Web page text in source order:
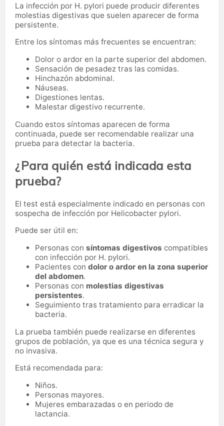
La infección por H. pylori puede producir diferentes
molestias digestivas que suelen aparecer de forma
persistente.
Entre los síntomas más frecuentes se encuentran:
Dolor o ardor en la parte superior del abdomen.
Sensación de pesadez tras las comidas.
Hinchazón abdominal.
Náuseas.
Digestiones lentas.
Malestar digestivo recurrente.
Cuando estos síntomas aparecen de forma
continuada, puede ser recomendable realizar una
prueba para detectar la bacteria.
¿Para quién está indicada esta
prueba?
El test está especialmente indicado en personas con
sospecha de infección por Helicobacter pylori.
Puede ser útil en:
Personas con síntomas digestivos compatibles
con infección por H. pylori.
Pacientes con dolor o ardor en la zona superior
del abdomen.
Personas con molestias digestivas
persistentes.
Seguimiento tras tratamiento para erradicar la
bacteria.
La prueba también puede realizarse en diferentes
grupos de población, ya que es una técnica segura y
no invasiva.
Está recomendada para:
Niños.
Personas mayores.
Mujeres embarazadas o en periodo de
lactancia.